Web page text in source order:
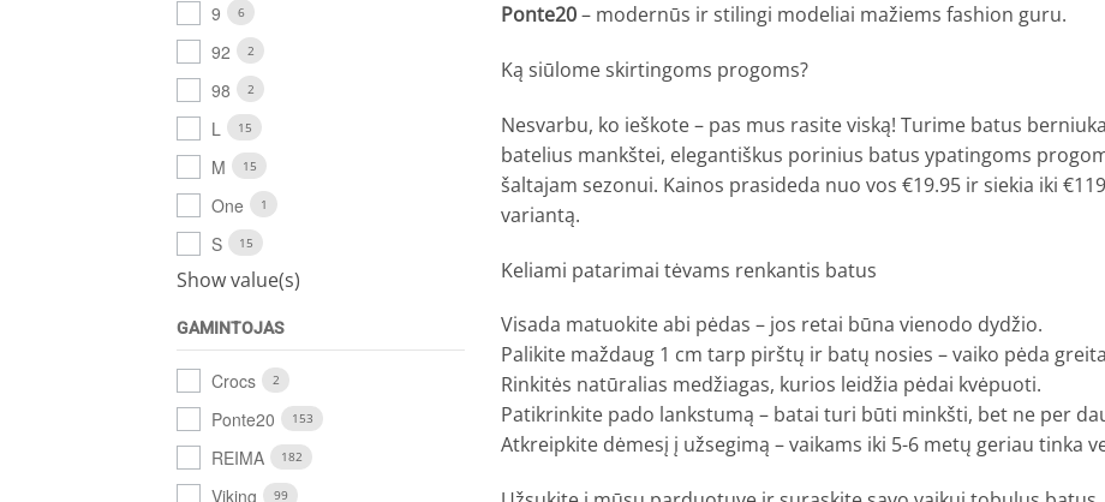
9 6
92 2
98 2
L 15
M 15
One 1
S 15
Show value(s)
GAMINTOJAS
Crocs 2
Ponte20 153
REIMA 182
Viking 99
Ponte20– modernūs ir stilingi modeliai mažiems fashion guru.
Ką siūlome skirtingoms progoms?
Nesvarbu, ko ieškote – pas mus rasite viską! Turime batus
batelius mankštei, elegantiškus porinius batus ypatingoms
šaltajam sezonui. Kainos prasideda nuo vos €19.95 ir siekia iki
variantą.
Keliami patarimai tėvams renkantis batus
Visada matuokite abi pėdas – jos retai būna vienodo dydžio.
Palikite maždaug 1 cm tarp pirštų ir batų nosies – vaiko pėda
Rinkitės natūralias medžiagas, kurios leidžia pėdai kvėpuoti.
Patikrinkite pado lankstumą – batai turi būti minkšti, bet ne per
Atkreipkite dėmesį į užsegimą – vaikams iki 5-6 metų geriau tinka